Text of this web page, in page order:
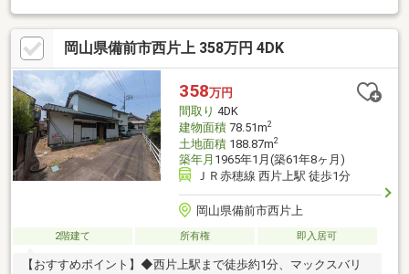
せください。自社売主物件につき随時内覧可能です。お電話かメ
ールでご希望日をお知らせください。【リフォーム内容】トイレ
新品交換、洗面台鏡交換、1階床自然塗装、駐車場拡幅工事、駐車
場土間新設工事、照明新設、ハウスクリーニング、白蟻防除工事
【おすすめポイント】・雨漏り、構造上主要な部分の欠陥や・腐
食、給排水管の故障や漏水についてお引渡しより２年間保証・シ
ロアリ防除工事施工後5年間保証
岡山県備前市西片上 358万円 4DK
358万円
間取り 4DK
建物面積78.51m2
土地面積188.87m2
築年月 1965年1月(築61年8ヶ月)
ＪＲ赤穂線 西片上駅 徒歩1分
岡山県備前市西片上
2階建て 所有権 即入居可
【おすすめポイント】◆西片上駅まで徒歩約1分、マックスバリ